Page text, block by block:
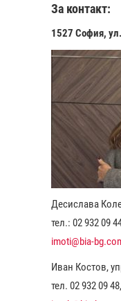
За контакт:
1527 София,
Десислава
тел.: 02 932 09
imoti@bia-
Иван Костов,
тел. 02 932 09